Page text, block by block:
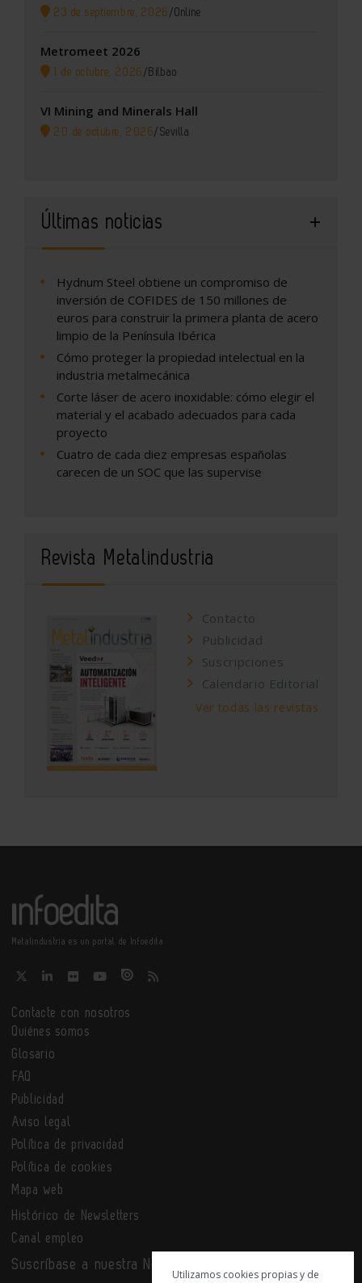
23 de septiembre, 2026 /Online
Metromeet 2026
1 de octubre, 2026 / Bilbao
VI Mining and Minerals Hall
20 de octubre, 2026/ Sevilla
Últimas noticias
Hydnum Steel obtiene un compromiso de
inversión de COFIDES de 150 millones de
euros para construir la primera planta de acero
limpio de la Península Ibérica
Cómo proteger la propiedad intelectual en la
industria metalmecánica
Corte láser de acero inoxidable: cómo elegir el
material y el acabado adecuados para cada
proyecto
Cuatro de cada diez empresas españolas
carecen de un SOC que las supervise
Revista Metalindustria
Contacto
Publicidad
Suscripciones
Calendario Editorial
Ver todas las revistas
Metalindustria es un portal de Infoedita
Contacte con nosotros
Quiénes somos
Glosario
FAQ
Publicidad
Aviso legal
Política de privacidad
Política de cookies
Mapa web
Histórico de Newsletters
Canal empleo
Suscríbase a nuestra Newsletter
Utilizamos cookies propias y de